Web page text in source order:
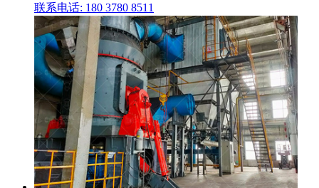
联系电话: 180 3780 8511